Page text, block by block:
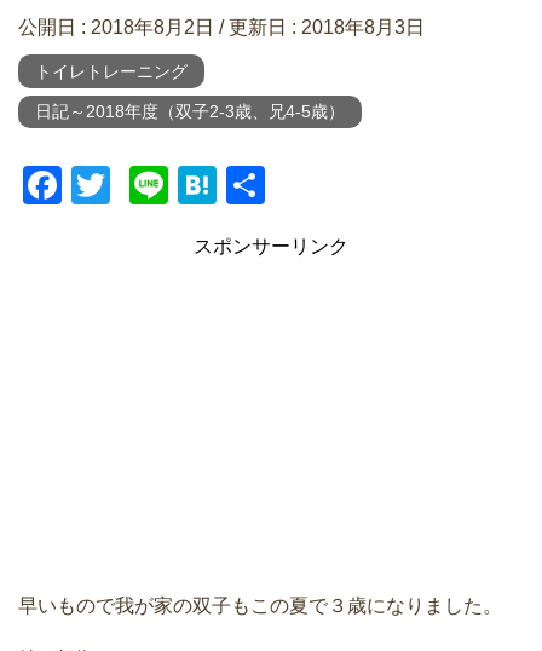
公開日 : 2018年8月2日 / 更新日 : 2018年8月3日
トイレトレーニング
日記～2018年度（双子2-3歳、兄4-5歳）
F
Li
H
e
スポンサーリンク
早いもので我が家の双子もこの夏で３歳になりました。